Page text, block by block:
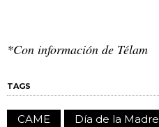
*Con información de Télam
TAGS
CAME Día de la Madre